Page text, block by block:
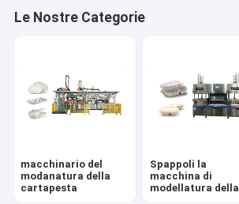
Le Nostre Categorie
macchinario del
modanatura della
cartapesta
Spappoli la
macchina di
modellatura della